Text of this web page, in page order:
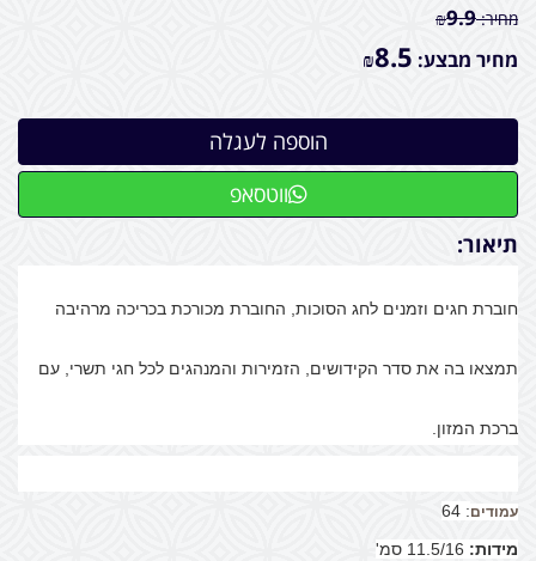
מחיר: ₪9.9
מחיר מבצע: ₪8.5
ווטסאפ
תיאור:
חוברת חגים וזמנים לחג הסוכות, החוברת מכורכת בכריכה מרהיבה
תמצאו בה את סדר הקידושים, הזמירות והמנהגים לכל חגי תשרי, עם
ברכת המזון.
עמודים: 64
מידות: